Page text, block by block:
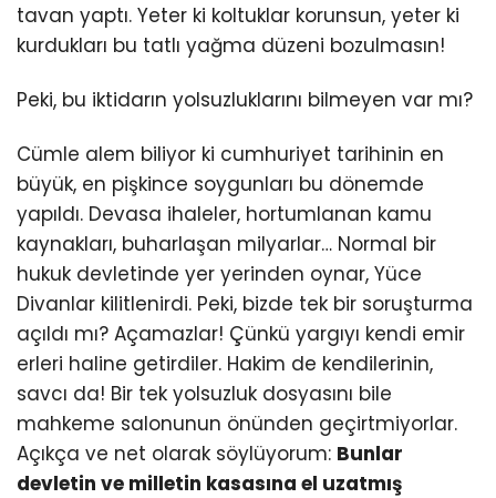
tavan yaptı. Yeter ki koltuklar korunsun, yeter ki
kurdukları bu tatlı yağma düzeni bozulmasın!
Peki, bu iktidarın yolsuzluklarını bilmeyen var mı?
Cümle alem biliyor ki cumhuriyet tarihinin en
büyük, en pişkince soygunları bu dönemde
yapıldı. Devasa ihaleler, hortumlanan kamu
kaynakları, buharlaşan milyarlar… Normal bir
hukuk devletinde yer yerinden oynar, Yüce
Divanlar kilitlenirdi. Peki, bizde tek bir soruşturma
açıldı mı? Açamazlar! Çünkü yargıyı kendi emir
erleri haline getirdiler. Hakim de kendilerinin,
savcı da! Bir tek yolsuzluk dosyasını bile
mahkeme salonunun önünden geçirtmiyorlar.
Açıkça ve net olarak söylüyorum: Bunlar
devletin ve milletin kasasına el uzatmış